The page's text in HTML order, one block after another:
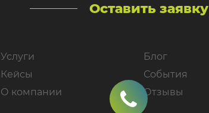
Оставить заявку
Услуги
Кейсы
О компании
Блог
События
Отзывы